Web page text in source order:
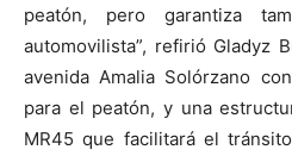
peatón, pero garantiza
automovilista”, refirió Gladyz
avenida Amalia Solórzano
para el peatón, y una
MR45 que facilitará el